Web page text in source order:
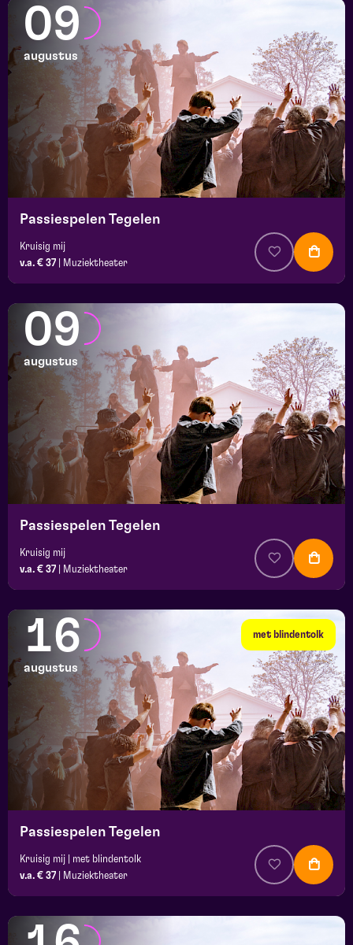
09
augustus
Passiespelen Tegelen
Kruisig mij
v.a. € 37
Muziektheater
09
augustus
Passiespelen Tegelen
Kruisig mij
v.a. € 37
Muziektheater
met blindentolk
16
augustus
Passiespelen Tegelen
Kruisig mij | met blindentolk
v.a. € 37
Muziektheater